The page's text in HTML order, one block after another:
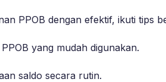
PPOB dengan efektif, ikuti tips
yang mudah digunakan.
saldo secara rutin.